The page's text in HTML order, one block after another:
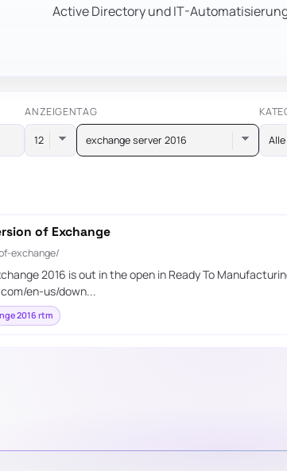
Active Directory und IT-
ANZEIGENTAG
exchange server 2016
of Exchange
exchange/
2016 is out in the open in Ready To
en-us/down...
2016 rtm